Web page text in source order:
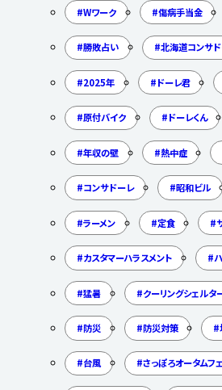
Wワーク 傷病手当金
勝敗占い 北海道コンサ
2025年 ドーレ君
原付バイク ドーレくん
年収の壁 熱中症
コンサドーレ 昭和ビル
ラーメン 定食
カスタマーハラスメント
猛暑 クーリングシェルタ
防災 防災対策
台風 さっぽろオータムフ